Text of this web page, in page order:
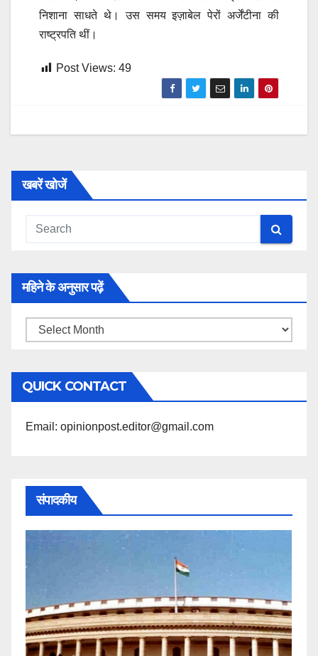
निशाना साधते थे। उस समय इज़ाबेल पेरों अर्जेंटीना की
राष्ट्रपति थीं।
Post Views: 49
खबरें खोजें
महिने के अनुसार पढ़ें
महिने
अनुसार
पढ़ें
QUICK CONTACT
Email: opinionpost.editor@gmail.com
संपादकीय